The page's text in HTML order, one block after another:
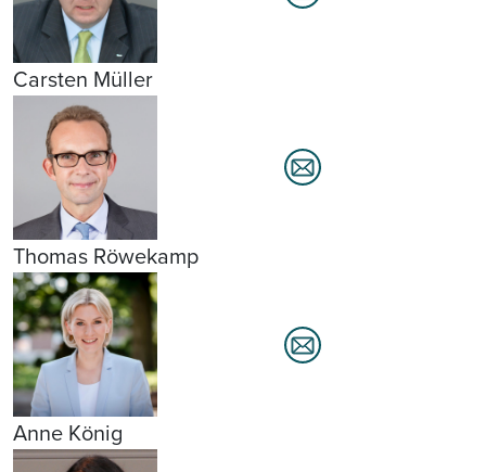
Carsten Müller
Thomas Röwekamp
Anne König